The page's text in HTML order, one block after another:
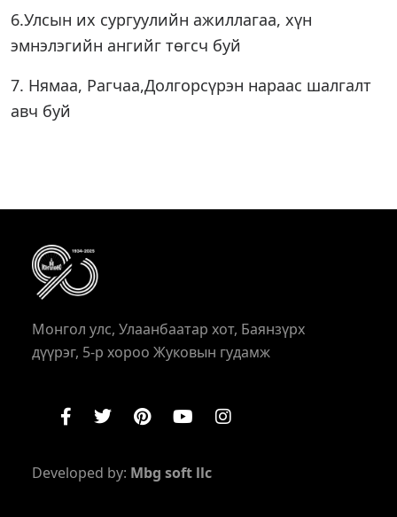
6.Улсын их сургуулийн ажиллагаа, хүн
эмнэлэгийн ангийг төгсч буй
7. Нямаа, Рагчаа,Долгорсүрэн нараас шалгалт
авч буй
Монгол улс, Улаанбаатар хот, Баянзүрх
дүүрэг, 5-р хороо Жуковын гудамж
Developed by: Mbg soft llc